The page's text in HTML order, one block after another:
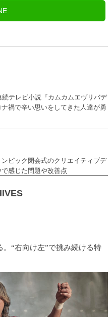
テレビ小説『カムカムエヴリバデ
禍で辛い思いをしてきた人達が勇
ピック閉会式のクリエイティブデ
感じた問題や改善点
“右向け左”で挑み続ける特